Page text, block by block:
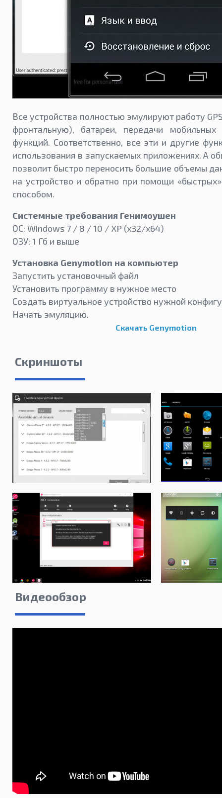
Все устройства полностью эмулируют работу
фронтальную), батареи, передачи
функций. Соответственно, все эти и другие
использования в запускаемых приложениях. А
позволит быстро переносить большие объемы
на устройство и обратно при помощи
способом.
Системные требования Генимоушен
ОС: Windows 7 / 8 / 10 / XP (x32/x64)
ОЗУ: 1 Гб и выше
Установка Genymotion на компьютер
Запустить установочный файл
Установить программу в нужное место
Создать виртуальное устройство нужной
Начать эмуляцию.
Скачать Genymotion
Скриншоты
Видеообзор